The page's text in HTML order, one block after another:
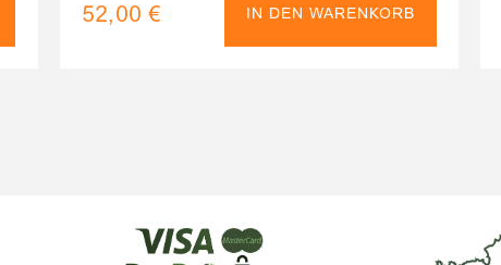
52,00 € IN DEN WARENKORB